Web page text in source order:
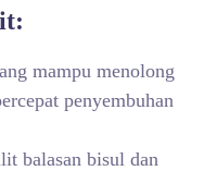
mampu menolong
penyembuhan
balasan bisul dan